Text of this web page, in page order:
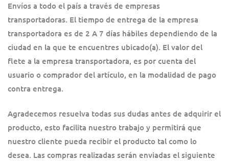
Envíos a todo el país a través de empresas
transportadoras. El tiempo de entrega de la empresa
transportadora es de 2 A 7 días hábiles dependiendo de la
ciudad en la que te encuentres ubicado(a). El valor del
flete a la empresa transportadora, es por cuenta del
usuario o comprador del artículo, en la modalidad de pago
contra entrega.
Agradecemos resuelva todas sus dudas antes de adquirir el
producto, esto facilita nuestro trabajo y permitirá que
nuestro cliente pueda recibir el producto tal como lo
desea. Las compras realizadas serán enviadas el siguiente